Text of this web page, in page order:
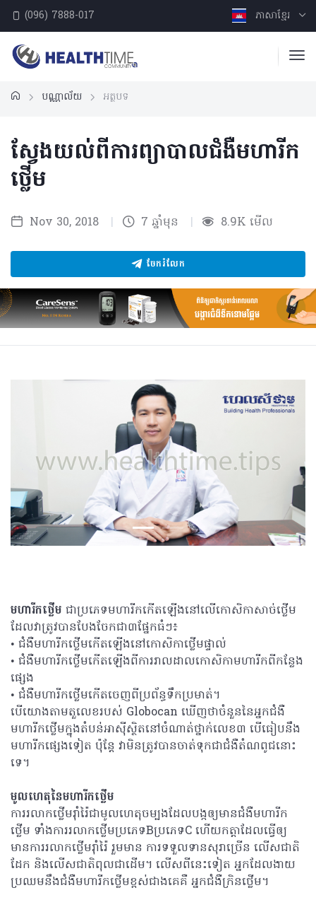
(096) 7888-017 ភាសាខ្មែរ
បណ្ណាល័យ អត្ថបទ
ស្វែងយល់ពីការព្យាបាលជំងឺមហារីក
ថ្លើម
Nov 30, 2018 | 7 ឆ្នាំមុន | 8.9K មើល
ចែករំលែក
មហារីកថ្លើម ជាប្រភេទមហារីកកើតឡើងនៅលើកោសិកាសាច់ថ្លើម
ដែលវាត្រូវបានបែងចែកជា៣ផ្នែកធំៗ៖
• ជំងឺមហារីកថ្លើមកើតឡើងនៅកោសិកាថ្លើមផ្ទាល់
• ជំងឺមហារីកថ្លើមកើតឡើងពីការរាលដាលកោសិកាមហារីកពីកន្លែង
ផ្សេង
• ជំងឺមហារីកថ្លើមកើតចេញពីប្រព័ន្ធទឹកប្រមាត់។
បើយោងតាមតួលេខរបស់ Globocan ឃើញថាចំនួននៃអ្នកជំងឺ
មហារីកថ្លើមក្នុងតំបន់អាស៊ីសិ្ថតនៅចំណាត់ថ្នាក់លេខ៣ បើធៀបនឹង
មហារីកផ្សេងទៀត ប៉ុន្តែ វាមិនត្រូវបានចាត់ទុកជាជំងឺតំណពូជនោះ
ទេ។
មូលហេតុនៃមហារីកថ្លើម
ការរលាកថ្លើមរ៉ាំរ៉ៃជាមូលហេតុចម្បងដែលបង្កឲ្យមានជំងឺមហារីក
ថ្លើម ទាំងការរលាកថ្លើមប្រភេទBប្រភេទC ហើយកត្តាដែលធ្វើឲ្យ
មានការរលាកថ្លើមរ៉ាំរ៉ៃ រួមមាន ការទទួលទានសុរាច្រើន លើសជាតិ
ដែក និងលើសជាតិពុលជាដើម។ លើសពីនេះទៀត អ្នកដែលងាយ
ប្រឈមនឹងជំងឺមហារីកថ្លើមខ្ពស់ជាងគេគឺ អ្នកជំងឺក្រិនថ្លើម។